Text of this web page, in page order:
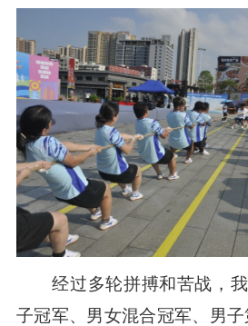
经过多轮拼搏和苦战，我
子冠军、男女混合冠军、男